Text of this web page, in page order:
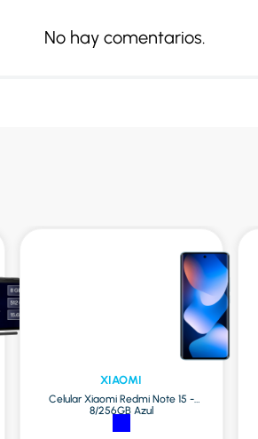
No hay comentarios.
XIAOMI
Celular Xiaomi Redmi Note 15 -
8/256GB Azul